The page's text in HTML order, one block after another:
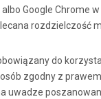
Google Chrome
rozdzielczość
do
zgodny z
uwadze